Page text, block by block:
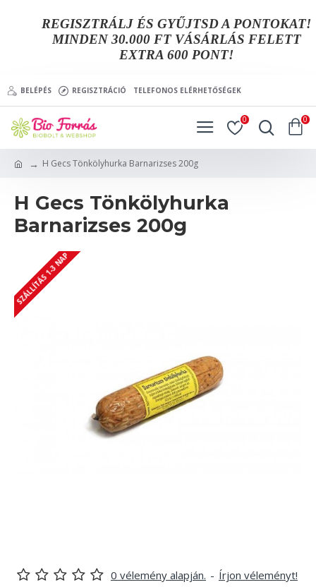
REGISZTRÁLJ ÉS GYŰJTSD A PONTOKAT!
MINDEN 30.000 FT VÁSÁRLÁS FELETT
EXTRA 600 PONT!
BELÉPÉS REGISZTRÁCIÓ TELEFONOS ELÉRHETŐSÉGEK
0 0
H Gecs Tönkölyhurka Barnarizses 200g
H Gecs Tönkölyhurka
Barnarizses 200g
SZÁLLÍTÁS 1-3 NAP
0 vélemény alapján. - Írjon véleményt!